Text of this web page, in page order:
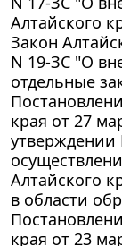
Алтайского
Закон
N 19-ЗС "О
отдельные
края от 27
утверждении
Алтайского
в области
края от 23